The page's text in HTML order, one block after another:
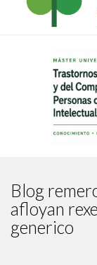
Blog
afloyan
generico